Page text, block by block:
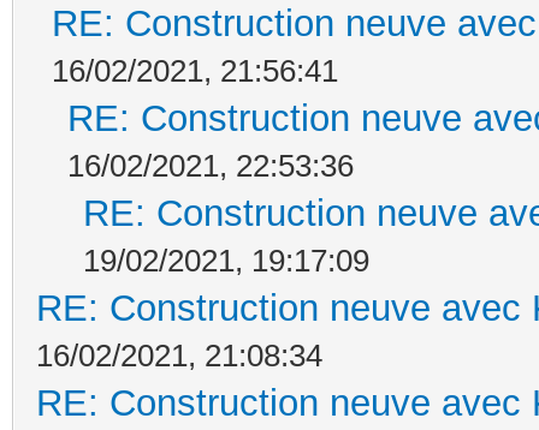
RE: Construction neuve
16/02/2021, 21:56:41
RE: Construction neuve
16/02/2021, 22:53:36
RE: Construction neuve
19/02/2021, 19:17:09
RE: Construction neuve avec
16/02/2021, 21:08:34
RE: Construction neuve avec